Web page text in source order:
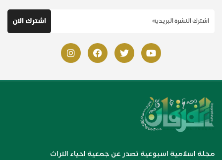
مجلة اسلامية اسبوعية تصدر عن جمعية احياء التراث